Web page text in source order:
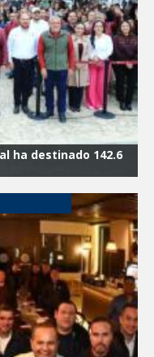
IMPORTANTE VIALIDAD
NUEVO LAREDO
ha destinado 142.6